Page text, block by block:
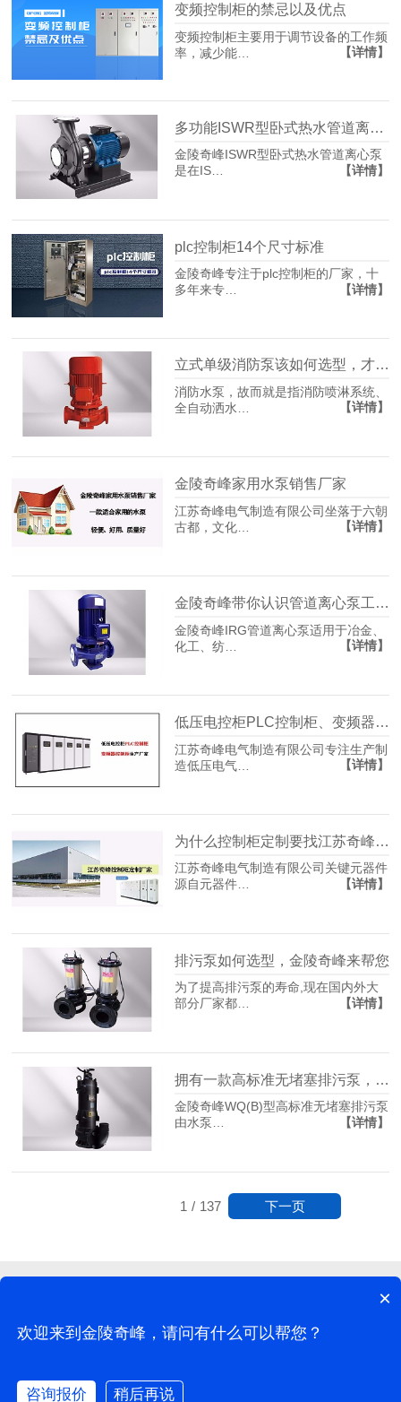
变频控制柜的禁忌以及优点
变频控制柜主要用于调节设备的工作频
率，减少能…
【详情】
多功能ISWR型卧式热水管道离心泵，金陵奇峰带你看看
金陵奇峰ISWR型卧式热水管道离心泵
是在IS…
【详情】
plc控制柜14个尺寸标准
金陵奇峰专注于plc控制柜的厂家，十
多年来专…
【详情】
立式单级消防泵该如何选型，才能避免“先天心肌梗塞”
消防水泵，故而就是指消防喷淋系统、
全自动洒水…
【详情】
金陵奇峰家用水泵销售厂家
江苏奇峰电气制造有限公司坐落于六朝
古都，文化…
【详情】
金陵奇峰带你认识管道离心泵工作原理
金陵奇峰IRG管道离心泵适用于冶金、
化工、纺…
【详情】
低压电控柜PLC控制柜、变频器控制柜生产厂家-江苏金陵奇峰
江苏奇峰电气制造有限公司专注生产制
造低压电气…
【详情】
为什么控制柜定制要找江苏奇峰厂家？
江苏奇峰电气制造有限公司关键元器件
源自元器件…
【详情】
排污泵如何选型，金陵奇峰来帮您
为了提高排污泵的寿命,现在国内外大
部分厂家都…
【详情】
金陵奇峰WQ(B)型高标准无堵塞排污泵
由水泵…
【详情】
1 / 137 下一页
网站制作：牛商股份（股票代码：830770）
×
欢迎来到金陵奇峰，请问有什么可以帮您？
咨询报价 稍后再说